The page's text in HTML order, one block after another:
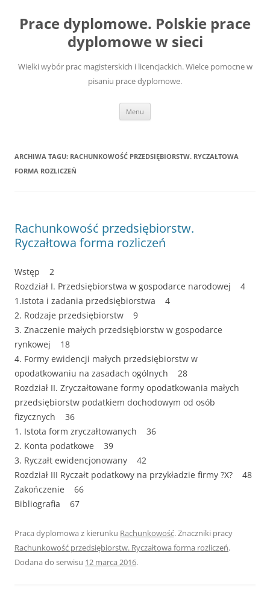
treści
Prace dyplomowe. Polskie prace
dyplomowe w sieci
Wielki wybór prac magisterskich i licencjackich. Wielce pomocne w
pisaniu prace dyplomowe.
Menu
ARCHIWA TAGU: RACHUNKOWOŚĆ PRZEDSIĘBIORSTW. RYCZAŁTOWA
FORMA ROZLICZEŃ
Rachunkowość przedsiębiorstw.
Ryczałtowa forma rozliczeń
Wstęp 2
Rozdział I. Przedsiębiorstwa w gospodarce narodowej 4
1.Istota i zadania przedsiębiorstwa 4
2. Rodzaje przedsiębiorstw 9
3. Znaczenie małych przedsiębiorstw w gospodarce
rynkowej 18
4. Formy ewidencji małych przedsiębiorstw w
opodatkowaniu na zasadach ogólnych 28
Rozdział II. Zryczałtowane formy opodatkowania małych
przedsiębiorstw podatkiem dochodowym od osób
fizycznych 36
1. Istota form zryczałtowanych 36
2. Konta podatkowe 39
3. Ryczałt ewidencjonowany 42
Rozdział III Ryczałt podatkowy na przykładzie firmy ?X? 48
Zakończenie 66
Bibliografia 67
Praca dyplomowa z kierunku Rachunkowość. Znaczniki pracy
Rachunkowość przedsiębiorstw. Ryczałtowa forma rozliczeń.
Dodana do serwisu 12 marca 2016.